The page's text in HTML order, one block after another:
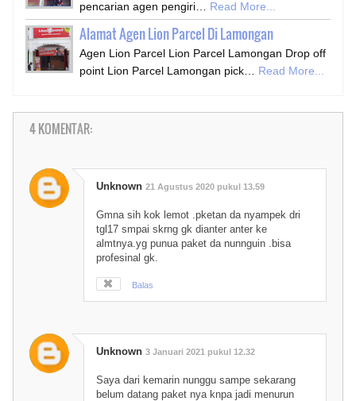
pencarian agen pengiri… Read More...
Alamat Agen Lion Parcel Di Lamongan
Agen Lion Parcel Lion Parcel Lamongan Drop off
point Lion Parcel Lamongan pick…
Read More...
4 KOMENTAR:
Unknown 21 Agustus 2020 pukul 13.59
Gmna sih kok lemot .pketan da nyampek dri
tgl17 smpai skrng gk dianter anter ke
almtnya.yg punua paket da nunnguin .bisa
profesinal gk.
Balas
Unknown 3 Januari 2021 pukul 12.32
Saya dari kemarin nunggu sampe sekarang
belum datang paket nya knpa jadi menurun